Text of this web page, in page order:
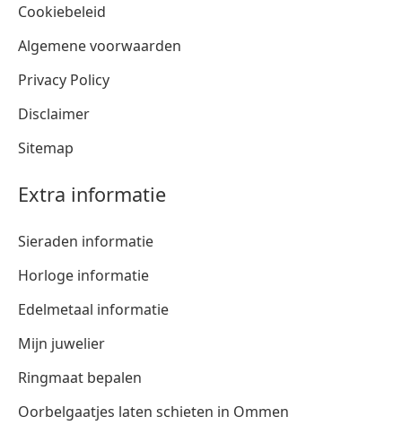
Cookiebeleid
Algemene voorwaarden
Privacy Policy
Disclaimer
Sitemap
Extra informatie
Sieraden informatie
Horloge informatie
Edelmetaal informatie
Mijn juwelier
Ringmaat bepalen
Oorbelgaatjes laten schieten in Ommen